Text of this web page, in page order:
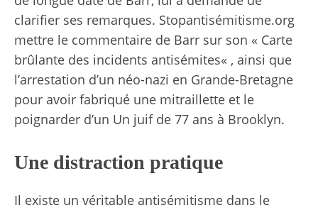
clarifier ses remarques. Stopantisémitisme.org
mettre le commentaire de Barr sur son « Carte
brûlante des incidents antisémites« , ainsi que
l’arrestation d’un néo-nazi en Grande-Bretagne
pour avoir fabriqué une mitraillette et le
poignarder d’un Un juif de 77 ans à Brooklyn.
Une distraction pratique
Il existe un véritable antisémitisme dans le